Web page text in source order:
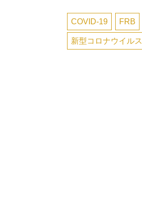
COVID-19 FRB
新型コロナウイルス